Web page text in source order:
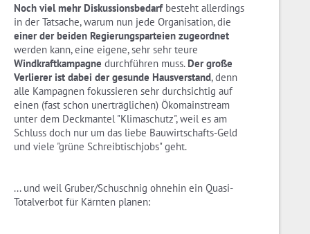
Noch viel mehr Diskussionsbedarfbesteht allerdings
in der Tatsache, warum nun jede Organisation, die
einer der beiden Regierungsparteien zugeordnet
werden kann, eine eigene, sehr sehr teure
Windkraftkampagne durchführen muss. Der große
Verlierer ist dabei der gesunde Hausverstand, denn
alle Kampagnen fokussieren sehr durchsichtig auf
einen (fast schon unerträglichen) Ökomainstream
unter dem Deckmantel "Klimaschutz", weil es am
Schluss doch nur um das liebe Bauwirtschafts-Geld
und viele "grüne Schreibtischjobs" geht.
... und weil Gruber/Schuschnig ohnehin ein Quasi-
Totalverbot für Kärnten planen: